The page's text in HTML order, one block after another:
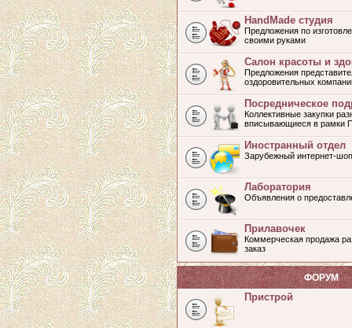
HandMade студия
Предложения по
своими руками
Салон красоты и
Предложения
оздоровительных
Посредническое
Коллективные закупки
вписывающиеся в рамки
Иностранный отдел
Зарубежный интернет-
Лаборатория
Объявления о
Прилавочек
Коммерческая продажа
заказ
ФОРУМ
Пристрой